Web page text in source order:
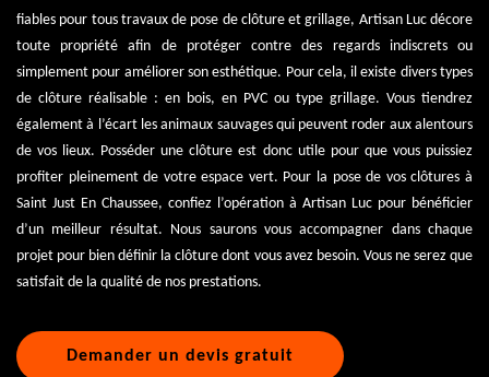
fiables pour tous travaux de pose de clôture et grillage, Artisan Luc décore
toute propriété afin de protéger contre des regards indiscrets ou
simplement pour améliorer son esthétique. Pour cela, il existe divers types
de clôture réalisable : en bois, en PVC ou type grillage. Vous tiendrez
également à l’écart les animaux sauvages qui peuvent roder aux alentours
de vos lieux. Posséder une clôture est donc utile pour que vous puissiez
profiter pleinement de votre espace vert. Pour la pose de vos clôtures à
Saint Just En Chaussee, confiez l’opération à Artisan Luc pour bénéficier
d’un meilleur résultat. Nous saurons vous accompagner dans chaque
projet pour bien définir la clôture dont vous avez besoin. Vous ne serez que
satisfait de la qualité de nos prestations.
Demander un devis gratuit